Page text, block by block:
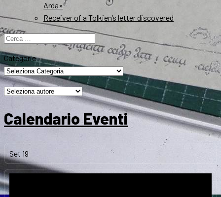
Arda»
Receiver of a Tolkien’s letter discovered
Ricerca
per:
Categorie
Calendario Eventi
Set 19